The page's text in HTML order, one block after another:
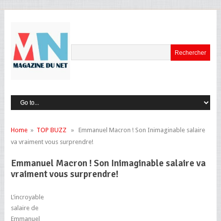
Home» TOP BUZZ » Emmanuel Macron ! Son Inimaginable salaire
va vraiment vous surprendre!
Emmanuel Macron ! Son Inimaginable salaire va
vraiment vous surprendre!
L’incroyable
salaire de
Emmanuel